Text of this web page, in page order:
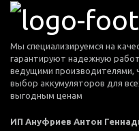
Мы специализируемся на
гарантируют надежную
ведущими производителями,
выбор аккумуляторов для
выгодным ценам
ИП Ануфриев Антон